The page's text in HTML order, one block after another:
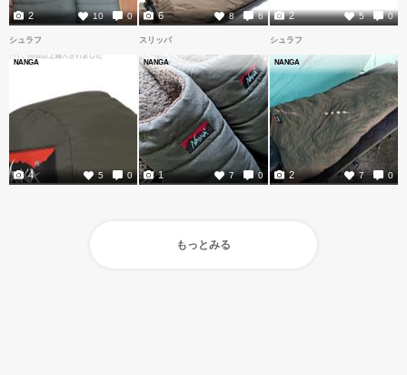
10 0
2 8 6
6 5 0
2
シュラフ
NANGA
5 0
4
スリッパ
NANGA
7 0
1
シュラフ
NANGA
7 0
2
もっとみる